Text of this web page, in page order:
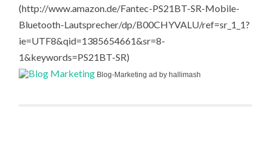
(http://www.amazon.de/Fantec-PS21BT-SR-Mobile-
Bluetooth-Lautsprecher/dp/B00CHYVALU/ref=sr_1_1?
ie=UTF8&qid=1385654661&sr=8-
1&keywords=PS21BT-SR)
Blog-Marketing ad by hallimash